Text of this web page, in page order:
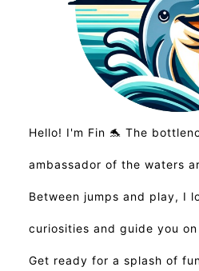
Hello! I'm Fin 🐬 The
ambassador of the waters
Between jumps and play, I
curiosities and guide you
Get ready for a splash of